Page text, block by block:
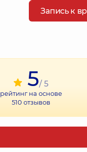
Запись к
5/ 5
рейтинг на основе
510 отзывов